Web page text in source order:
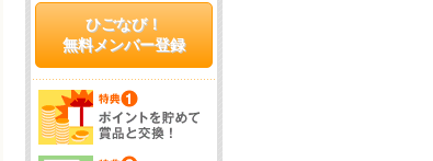
ひごなび！
無料メンバー登録